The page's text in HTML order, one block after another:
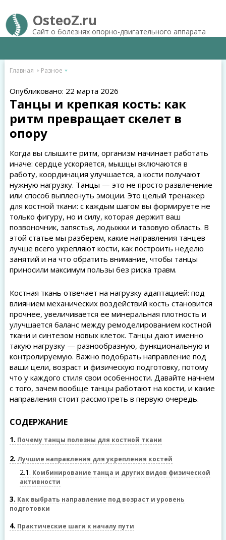
OsteoZ.ru
Сайт о болезнях опорно-двигательного аппарата
Главная Разное
Опубликовано: 22 марта 2026
Танцы и крепкая кость: как
ритм превращает скелет в
опору
Когда вы слышите ритм, организм начинает работать
иначе: сердце ускоряется, мышцы включаются в
работу, координация улучшается, а кости получают
нужную нагрузку. Танцы — это не просто развлечение
или способ выплеснуть эмоции. Это целый тренажер
для костной ткани: с каждым шагом вы формируете не
только фигуру, но и силу, которая держит ваш
позвоночник, запястья, лодыжки и тазовую область. В
этой статье мы разберем, какие направления танцев
лучше всего укрепляют кости, как построить неделю
занятий и на что обратить внимание, чтобы танцы
приносили максимум пользы без риска травм.
Костная ткань отвечает на нагрузку адаптацией: под
влиянием механических воздействий кость становится
прочнее, увеличивается ее минеральная плотность и
улучшается баланс между ремоделированием костной
ткани и синтезом новых клеток. Танцы дают именно
такую нагрузку — разнообразную, функциональную и
контролируемую. Важно подобрать направление под
ваши цели, возраст и физическую подготовку, потому
что у каждого стиля свои особенности. Давайте начнем
с того, зачем вообще танцы работают на кости, и какие
направления стоит рассмотреть в первую очередь.
СОДЕРЖАНИЕ
1 Почему танцы полезны для костной ткани
2 Лучшие направления для укрепления костей
2.1 Комбинирование танца и других видов физической
активности
3 Как выбрать направление под возраст и уровень
подготовки
4 Практические шаги к началу пути